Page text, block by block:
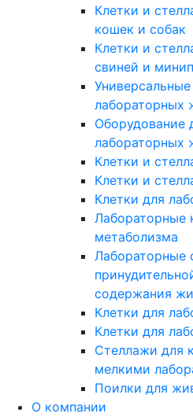
Клетки и
кошек и собак
Клетки и
свиней и
лабораторных
Оборудование
лабораторных
Клетки и
Клетки и
Клетки для
Лабораторные
метаболизма
Лабораторные
содержания
Клетки для
Клетки для
Стеллажи для
мелкими
Поилки для
О компании